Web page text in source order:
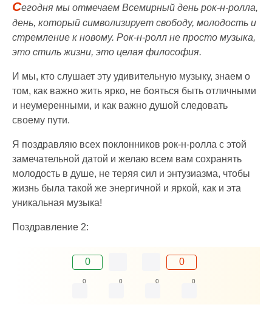
Сегодня мы отмечаем Всемирный день рок-н-ролла,
день, который символизирует свободу, молодость и
стремление к новому. Рок-н-ролл не просто музыка,
это стиль жизни, это целая философия.
И мы, кто слушает эту удивительную музыку, знаем о
том, как важно жить ярко, не бояться быть отличными
и неумеренными, и как важно душой следовать
своему пути.
Я поздравляю всех поклонников рок-н-ролла с этой
замечательной датой и желаю всем вам сохранять
молодость в душе, не теряя сил и энтузиазма, чтобы
жизнь была такой же энергичной и яркой, как и эта
уникальная музыка!
Поздравление 2:
0 0
0 0 0 0